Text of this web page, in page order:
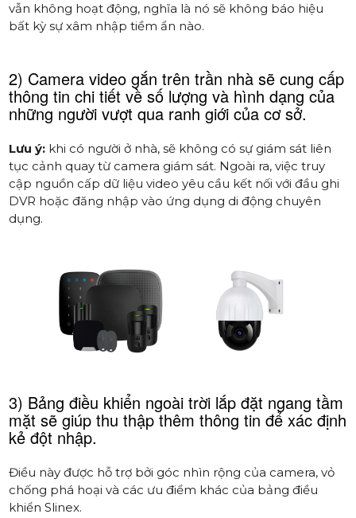
vẫn không hoạt động, nghĩa là nó sẽ không báo hiệu
bất kỳ sự xâm nhập tiềm ẩn nào.
2) Camera video gắn trên trần nhà sẽ cung cấp
thông tin chi tiết về số lượng và hình dạng của
những người vượt qua ranh giới của cơ sở.
Lưu ý: khi có người ở nhà, sẽ không có sự giám sát liên
tục cảnh quay từ camera giám sát. Ngoài ra, việc truy
cập nguồn cấp dữ liệu video yêu cầu kết nối với đầu ghi
DVR hoặc đăng nhập vào ứng dụng di động chuyên
dụng.
3) Bảng điều khiển ngoài trời lắp đặt ngang tầm
mặt sẽ giúp thu thập thêm thông tin để xác định
kẻ đột nhập.
Điều này được hỗ trợ bởi góc nhìn rộng của camera, vỏ
chống phá hoại và các ưu điểm khác của bảng điều
khiển Slinex.